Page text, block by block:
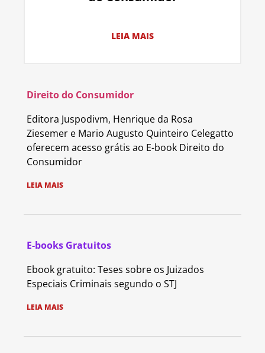
LEIA MAIS
Direito do Consumidor
Editora Juspodivm, Henrique da Rosa
Ziesemer e Mario Augusto Quinteiro Celegatto
oferecem acesso grátis ao E-book Direito do
Consumidor
LEIA MAIS
E-books Gratuitos
Ebook gratuito: Teses sobre os Juizados
Especiais Criminais segundo o STJ
LEIA MAIS